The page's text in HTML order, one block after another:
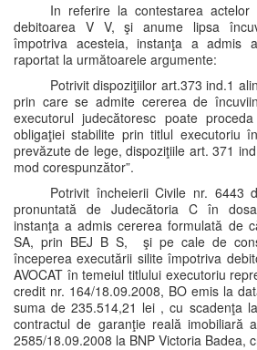
In referire la contestarea
debitoarea V V, şi anume lipsa
împotriva acesteia, instanţa a admis
raportat la următoarele argumente:
Potrivit dispoziţiilor art.373 ind.1
prin care se admite cererea de
executorul judecătoresc poate
obligaţiei stabilite prin titlul executoriu
prevăzute de lege, dispoziţiile art. 371
mod corespunzător”.
Potrivit încheierii Civile nr. 6443
pronuntată de Judecătoria C în
instanţa a admis cererea formulată de
SA, prin BEJ B S, şi pe cale de
începerea executării silite împotriva
AVOCAT în temeiul titlului executoriu
credit nr. 164/18.09.2008, BO emis la
suma de 235.514,21 lei , cu scadenţa
contractul de garanţie reală imobiliară
2585/18.09.2008 la BNP Victoria Badea,